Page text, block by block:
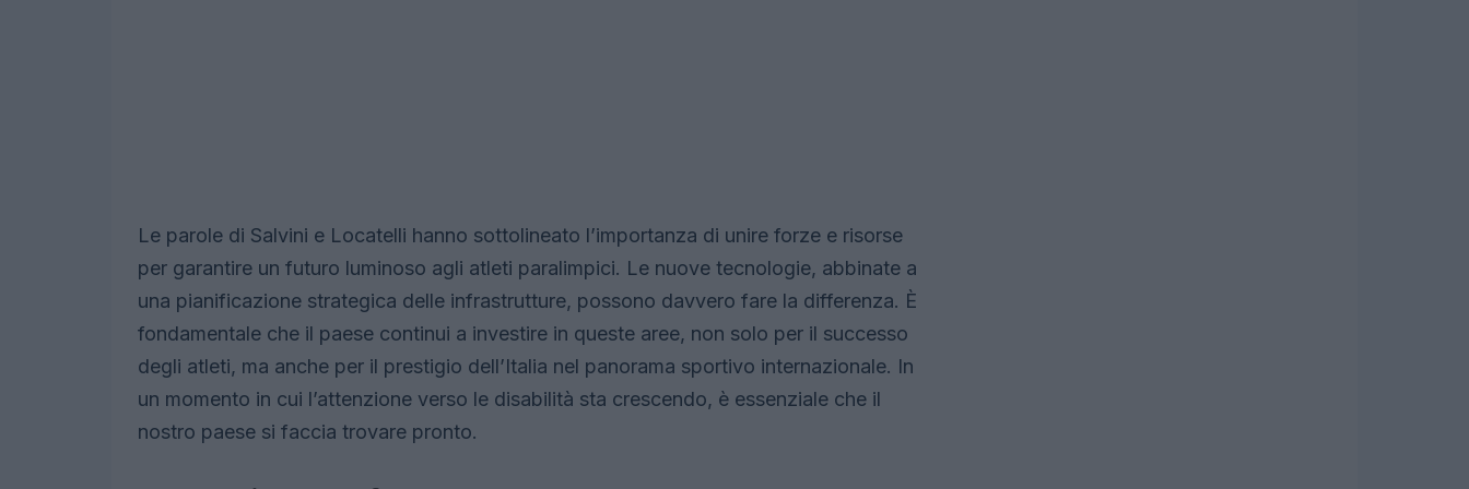
Le parole di Salvini e Locatelli hanno sottolineato l’importanza di unire forze e risorse
per garantire un futuro luminoso agli atleti paralimpici. Le nuove tecnologie, abbinate a
una pianificazione strategica delle infrastrutture, possono davvero fare la differenza. È
fondamentale che il paese continui a investire in queste aree, non solo per il successo
degli atleti, ma anche per il prestigio dell’Italia nel panorama sportivo internazionale. In
un momento in cui l’attenzione verso le disabilità sta crescendo, è essenziale che il
nostro paese si faccia trovare pronto.